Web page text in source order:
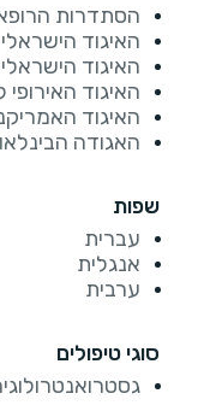
הסתדרות
האיגוד
האיגוד
האיגוד
האיגוד
האגודה
שפות
עברית
אנגלית
ערבית
סוגי טיפולים